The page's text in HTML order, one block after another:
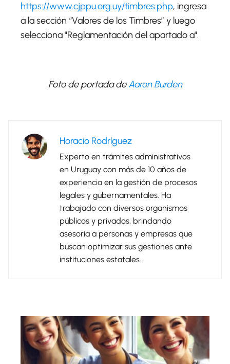
https://www.cjppu.org.uy/timbres.php, ingresa
a la sección “Valores de los Timbres” y luego
selecciona "Reglamentación del apartado a".
Foto de portada deAaron Burden
Horacio Rodríguez
Experto en trámites administrativos
en Uruguay con más de 10 años de
experiencia en la gestión de procesos
legales y gubernamentales. Ha
trabajado con diversos organismos
públicos y privados, brindando
asesoría a personas y empresas que
buscan optimizar sus gestiones ante
instituciones estatales.